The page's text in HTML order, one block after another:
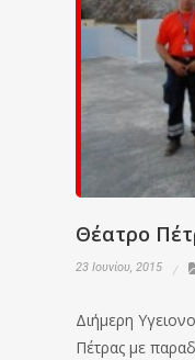
Θέατρο
23 Ιουνίου, 2015
Διήμερη
Πέτρας με